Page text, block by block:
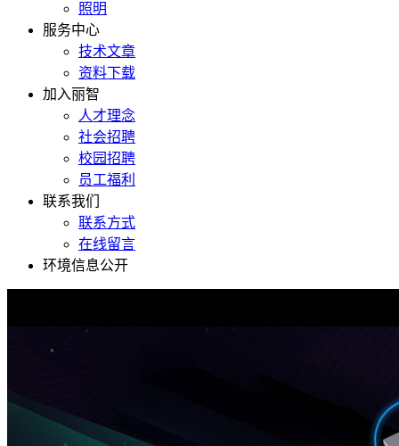
照明
服务中心
技术文章
资料下载
加入丽智
人才理念
社会招聘
校园招聘
员工福利
联系我们
联系方式
在线留言
环境信息公开